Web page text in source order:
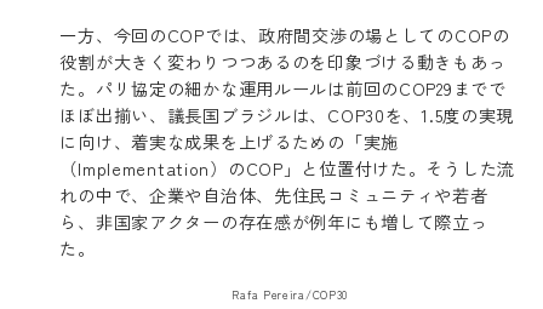
一方、今回のCOPでは、政府間交渉の場としてのCOPの
役割が大きく変わりつつあるのを印象づける動きもあっ
た。パリ協定の細かな運用ルールは前回のCOP29までで
ほぼ出揃い、議長国ブラジルは、COP30を、1.5度の実現
に向け、着実な成果を上げるための「実施
（Implementation）のCOP」と位置付けた。そうした流
れの中で、企業や自治体、先住民コミュニティや若者
ら、非国家アクターの存在感が例年にも増して際立っ
た。
Rafa Pereira/COP30